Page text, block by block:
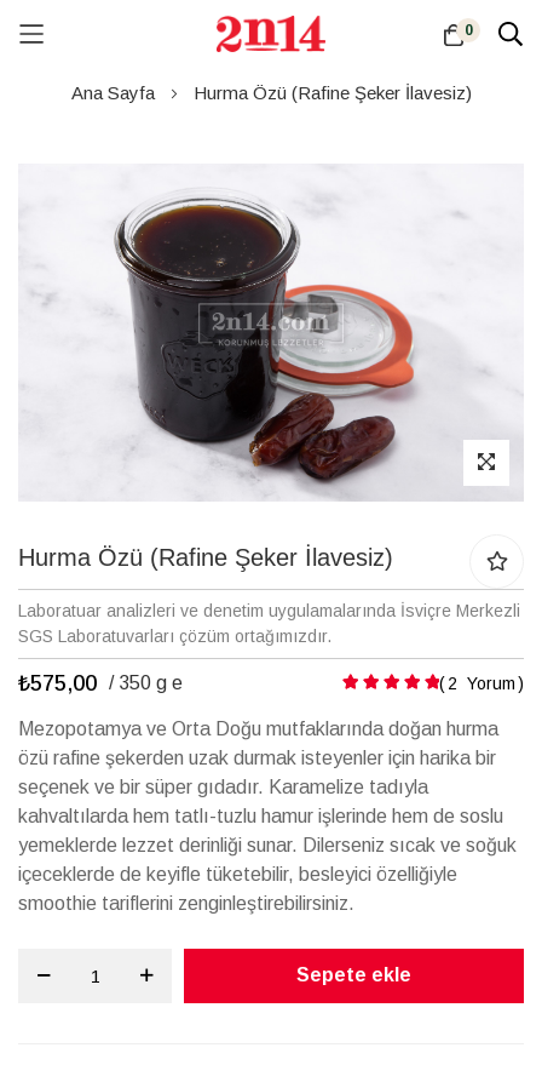
0
Ana Sayfa Hurma Özü (Rafine Şeker İlavesiz)
galerisinin
atla
Hurma Özü (Rafine Şeker İlavesiz)
Laboratuar analizleri ve denetim uygulamalarında İsviçre Merkezli
SGS Laboratuvarları çözüm ortağımızdır.
₺575,00 / 350 g e Puanlama: 2 Yorum
Mezopotamya ve Orta Doğu mutfaklarında doğan hurma
özü rafine şekerden uzak durmak isteyenler için harika bir
seçenek ve bir süper gıdadır. Karamelize tadıyla
kahvaltılarda hem tatlı-tuzlu hamur işlerinde hem de soslu
yemeklerde lezzet derinliği sunar. Dilerseniz sıcak ve soğuk
içeceklerde de keyifle tüketebilir, besleyici özelliğiyle
smoothie tariflerini zenginleştirebilirsiniz.
Sepete ekle